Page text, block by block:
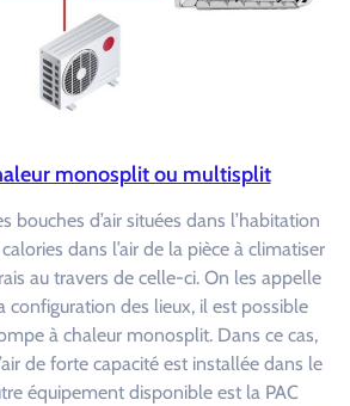
monosplit ou multisplit
bouches d’air situées dans l’habitation
dans l’air de la pièce à climatiser
au travers de celle-ci. On les appelle
configuration des lieux, il est possible
à chaleur monosplit. Dans ce cas,
de forte capacité est installée dans le
équipement disponible est la PAC